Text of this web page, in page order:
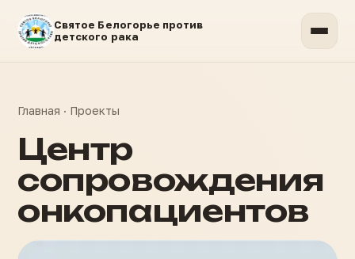
Святое Белогорье против
детского рака
Главная · Проекты
Центр
сопровождения
онкопациентов